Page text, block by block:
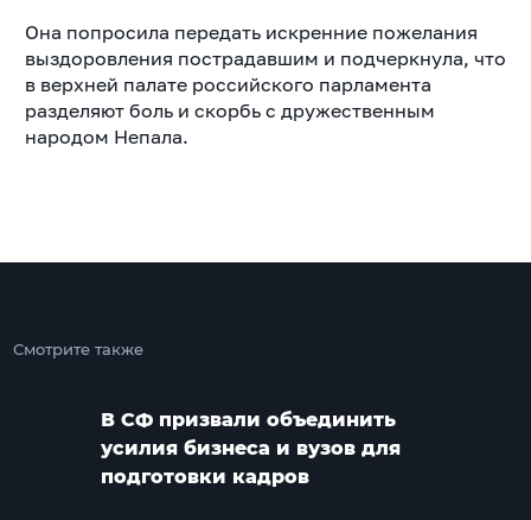
Она попросила передать искренние пожелания
выздоровления пострадавшим и подчеркнула, что
в верхней палате российского парламента
разделяют боль и скорбь с дружественным
народом Непала.
Смотрите также
В СФ призвали объединить
усилия бизнеса и вузов для
подготовки кадров